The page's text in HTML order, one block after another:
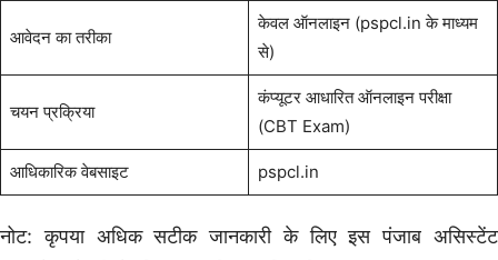
आवेदन का तरीका
केवल ऑनलाइन (pspcl.in के माध्यम
से)
चयन प्रक्रिया
कंप्यूटर आधारित ऑनलाइन परीक्षा
(CBT Exam)
आधिकारिक वेबसाइट pspcl.in
नोट: कृपया अधिक सटीक जानकारी के लिए इस पंजाब असिस्टेंट